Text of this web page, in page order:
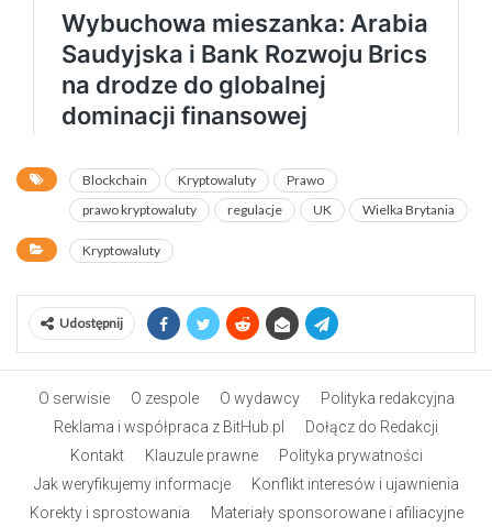
Blockchain Kryptowaluty
Prawo
prawo kryptowaluty
regulacje UK Wielka Brytania
Kryptowaluty
Udostępnij
O serwisie O zespole O wydawcy
Polityka redakcyjna
Reklama i współpraca z BitHub.pl
Dołącz do Redakcji
Kontakt
Klauzule prawne
Polityka prywatności
Jak weryfikujemy informacje
Konflikt interesów i ujawnienia
Korekty i sprostowania
Materiały sponsorowane i afiliacyjne